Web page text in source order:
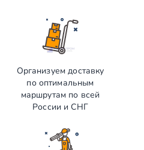
Организуем доставку
по оптимальным
маршрутам по всей
России и СНГ